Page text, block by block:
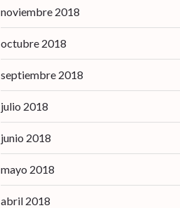
noviembre 2018
octubre 2018
septiembre 2018
julio 2018
junio 2018
mayo 2018
abril 2018